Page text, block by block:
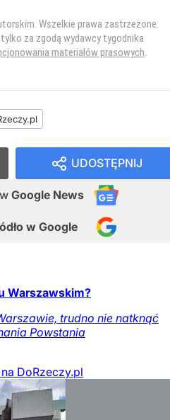
Wszelkie prawa zastrzeżone.
za zgodą wydawcy tygodnika
materiałów prasowych.
UDOSTĘPNIJ
w Google News
w Google
Warszawskim?
trudno nie natknąć
Powstania
DoRzeczy.pl